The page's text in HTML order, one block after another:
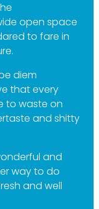
open space
to fare in
diem
that every
to waste on
and shitty
and
way to do
and well